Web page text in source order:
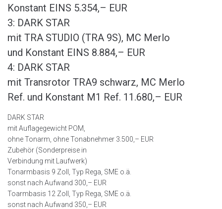
Konstant EINS 5.354,– EUR
3: DARK STAR
mit TRA STUDIO (TRA 9S), MC Merlo
und Konstant EINS 8.884,– EUR
4: DARK STAR
mit Transrotor TRA9 schwarz, MC Merlo
Ref. und Konstant M1 Ref. 11.680,– EUR
DARK STAR
mit Auflagegewicht POM,
ohne Tonarm, ohne Tonabnehmer 3.500,– EUR
Zubehör (Sonderpreise in
Verbindung mit Laufwerk)
Tonarmbasis 9 Zoll, Typ Rega, SME o.ä.
sonst nach Aufwand 300,– EUR
Toarmbasis 12 Zoll, Typ Rega, SME o.ä.
sonst nach Aufwand 350,– EUR